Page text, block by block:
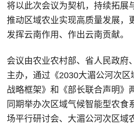
将以此次会议为契机，持续拓展
推动区域农业实现高质量发展，
发挥云南作用、作出云南贡献。
会议由农业农村部、省人民政府
主办，通过《2030大湄公河次区
战略框架》和《部长联合声明》
同期举办次区域气候智能型农食
场平行研讨会、大湄公河次区域